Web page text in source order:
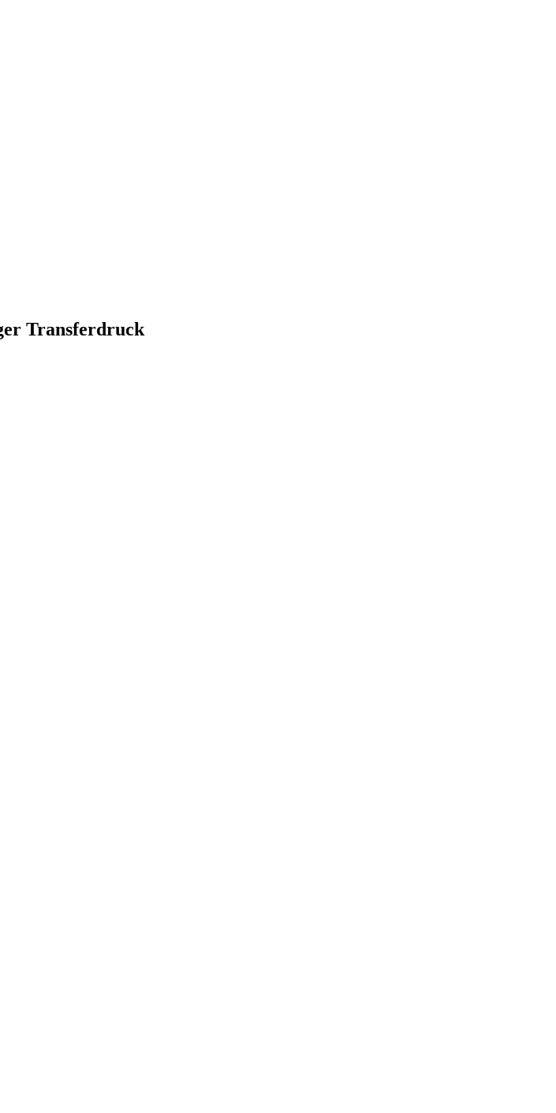
Transferdruck